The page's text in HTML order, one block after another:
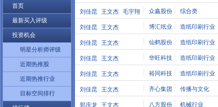
首页
最新买入评级
投资机会
明星分析师评级
近期热推股
近期热推行业
目标空间排行
刘佳昆 王文杰 毛宇翔 众鑫股份 综合类
刘佳昆 王文杰 博汇纸业 造纸印刷行业
刘佳昆 王文杰 仙鹤股份 造纸印刷行业
刘佳昆 王文杰 华旺科技 造纸印刷行业
刘佳昆 王文杰 裕同科技 造纸印刷行业
刘佳昆 王文杰 齐心集团 传播与文化
郭庆龙 王文杰 八方股份 机械行业